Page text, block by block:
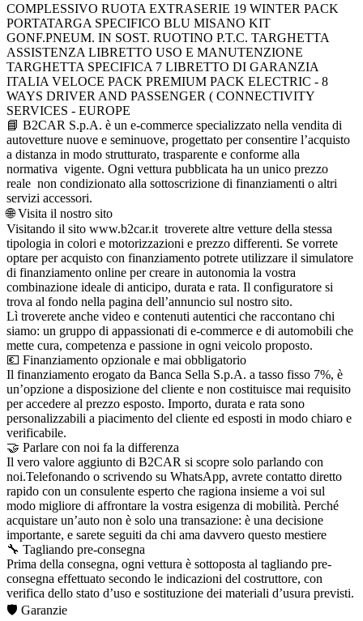
COMPLESSIVO RUOTA EXTRASERIE 19 WINTER PACK
PORTATARGA SPECIFICO BLU MISANO KIT
GONF.PNEUM. IN SOST. RUOTINO P.T.C. TARGHETTA
ASSISTENZA LIBRETTO USO E MANUTENZIONE
TARGHETTA SPECIFICA 7 LIBRETTO DI GARANZIA
ITALIA VELOCE PACK PREMIUM PACK ELECTRIC - 8
WAYS DRIVER AND PASSENGER ( CONNECTIVITY
SERVICES - EUROPE
📘 B2CAR S.p.A. è un e-commerce specializzato nella vendita di
autovetture nuove e seminuove, progettato per consentire l’acquisto
a distanza in modo strutturato, trasparente e conforme alla
normativa vigente. Ogni vettura pubblicata ha un unico prezzo
reale non condizionato alla sottoscrizione di finanziamenti o altri
servizi accessori.
🌐 Visita il nostro sito
Visitando il sito www.b2car.it troverete altre vetture della stessa
tipologia in colori e motorizzazioni e prezzo differenti. Se vorrete
optare per acquisto con finanziamento potrete utilizzare il simulatore
di finanziamento online per creare in autonomia la vostra
combinazione ideale di anticipo, durata e rata. Il configuratore si
trova al fondo nella pagina dell’annuncio sul nostro sito.
Lì troverete anche video e contenuti autentici che raccontano chi
siamo: un gruppo di appassionati di e-commerce e di automobili che
mette cura, competenza e passione in ogni veicolo proposto.
💶 Finanziamento opzionale e mai obbligatorio
Il finanziamento erogato da Banca Sella S.p.A. a tasso fisso 7%, è
un’opzione a disposizione del cliente e non costituisce mai requisito
per accedere al prezzo esposto. Importo, durata e rata sono
personalizzabili a piacimento del cliente ed esposti in modo chiaro e
verificabile.
🤝 Parlare con noi fa la differenza
Il vero valore aggiunto di B2CAR si scopre solo parlando con
noi.Telefonando o scrivendo su WhatsApp, avrete contatto diretto
rapido con un consulente esperto che ragiona insieme a voi sul
modo migliore di affrontare la vostra esigenza di mobilità. Perché
acquistare un’auto non è solo una transazione: è una decisione
importante, e sarete seguiti da chi ama davvero questo mestiere
🔧 Tagliando pre-consegna
Prima della consegna, ogni vettura è sottoposta al tagliando pre-
consegna effettuato secondo le indicazioni del costruttore, con
verifica dello stato d’uso e sostituzione dei materiali d’usura previsti.
🛡️ Garanzie